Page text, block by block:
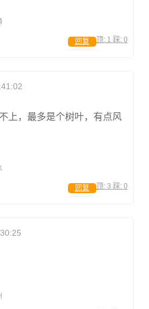
顶: 1 踩: 0
回复
上，最多是个树叶，有点风
顶: 3 踩: 0
回复